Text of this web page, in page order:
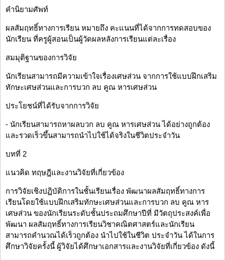
คำนิยามศัพท์
ผลสัมฤทธิ์ทางการเรียน หมายถึง คะแนนที่ได้จากการทดสอบของ
นักเรียน ที่ครูผู้สอนเป็นผู้วัดผลหลังการเรียนแต่ละเรื่อง
สมมุติฐานของการวิจัย
นักเรียนสามารถมีความเข้าใจเรื่องเศษส่วน จากการใช้แบบฝึกเสริม
ทักษะเศษส่วนและการบวก ลบ คูณ หารเศษส่วน
ประโยชน์ที่ได้รับจากการวิจัย
- นักเรียนสามารถหาผลบวก ลบ คูณ หารเศษส่วน ได้อย่างถูกต้อง
และรวดเร็วขึ้นสามารถนำไปใช้ได้จริงในชีวิตประจำวัน
บทที่ 2
แนวคิด ทฤษฎีและงานวิจัยที่เกี่ยวข้อง
การวิจัยเชิงปฏิบัติการในชั้นเรียนเรื่อง พัฒนาผลสัมฤทธิ์ทางการ
เรียนโดยใช้แบบฝึกเสริมทักษะเศษส่วนและการบวก ลบ คูณ หาร
เศษส่วน ของนักเรียนระดับชั้นประถมศึกษาปีที่ มีวัตถุประสงค์เพื่อ
พัฒนา ผลสัมฤทธิ์ทางการเรียนวิชาคณิตศาสตร์และนักเรียน
สามารถคำนวณได้เร็วถูกต้อง นำไปใช้ในชีวิต ประจำวัน ได้ในการ
ศึกษาวิจัยครั้งนี้ ผู้วิจัยได้ศึกษาเอกสารและงานวิจัยที่เกี่ยวข้อง ดังนี้